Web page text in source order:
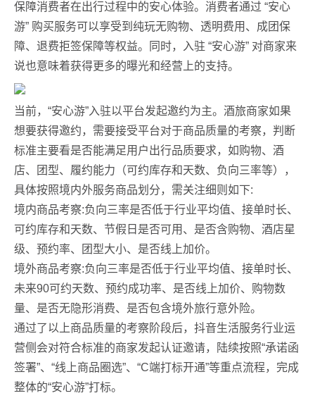
保障消费者在出行过程中的安心体验。消费者通过 “安心
游” 购买服务可以享受到纯玩无购物、透明费用、成团保
障、退费拒签保障等权益。同时，入驻 “安心游” 对商家来
说也意味着获得更多的曝光和经营上的支持。
当前，“安心游”入驻以平台发起邀约为主。酒旅商家如果
想要获得邀约，需要接受平台对于商品质量的考察，判断
标准主要看是否能满足用户出行品质要求，如购物、酒
店、团型、履约能力（可约库存和天数、负向三率等），
具体按照境内外服务商品划分，需关注细则如下:
境内商品考察:负向三率是否低于行业平均值、接单时长、
可约库存和天数、节假日是否可用、是否含购物、酒店星
级、预约率、团型大小、是否线上加价。
境外商品考察:负向三率是否低于行业平均值、接单时长、
未来90可约天数、预约成功率、是否线上加价、购物数
量、是否无隐形消费、是否包含境外旅行意外险。
通过了以上商品质量的考察阶段后，抖音生活服务行业运
营侧会对符合标准的商家发起认证邀请，陆续按照“承诺函
签署”、“线上商品圈选”、“C端打标开通”等重点流程，完成
整体的“安心游”打标。